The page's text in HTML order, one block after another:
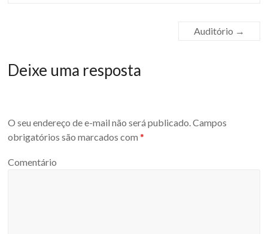
Auditório →
Deixe uma resposta
O seu endereço de e-mail não será publicado.Campos
obrigatórios são marcados com*
Comentário